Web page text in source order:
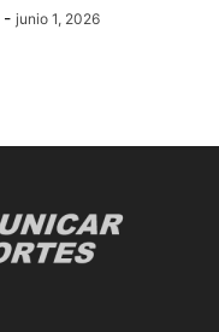
- junio 1, 2026